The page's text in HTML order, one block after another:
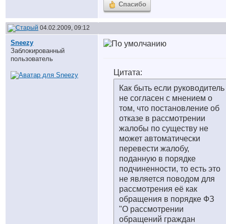
Спасибо
04.02.2009, 09:12
Sneezy
Заблокированный
пользователь
Цитата:
Как быть если руководитель
не согласен с мнением о
том, что постановление об
отказе в рассмотрении
жалобы по существу не
может автоматически
перевести жалобу,
поданную в порядке
подчиненности, то есть это
не является поводом для
рассмотрения её как
обращения в порядке ФЗ
"О рассмотрении
обращений граждан